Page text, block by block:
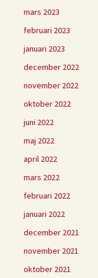
mars 2023
februari 2023
januari 2023
december 2022
november 2022
oktober 2022
juni 2022
maj 2022
april 2022
mars 2022
februari 2022
januari 2022
december 2021
november 2021
oktober 2021